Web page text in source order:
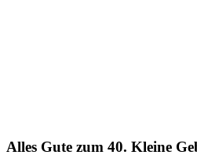
Alles Gute zum 40. Kleine